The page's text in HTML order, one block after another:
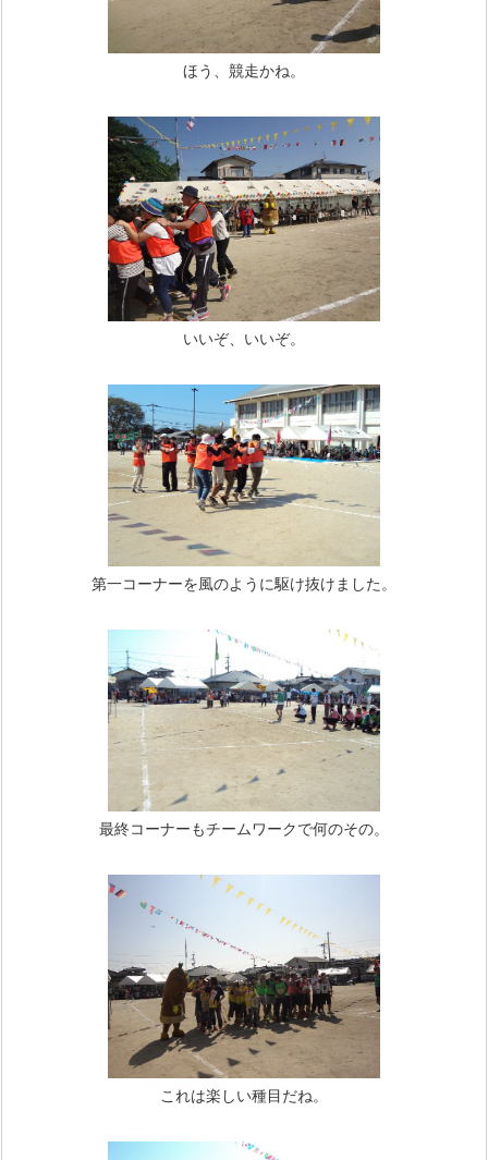
ほう、競走かね。
いいぞ、いいぞ。
第一コーナーを風のように駆け抜けました。
最終コーナーもチームワークで何のその。
これは楽しい種目だね。